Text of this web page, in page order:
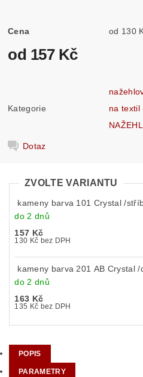
Cena
od 157 Kč
Kategorie
na textil
Dotaz
ZVOLTE VARIANTU
kameny barva 101 Crystal /
do 2 dnů
157 Kč
130 Kč bez DPH
kameny barva 201 AB Crystal
do 2 dnů
163 Kč
135 Kč bez DPH
POPIS
PARAMETRY